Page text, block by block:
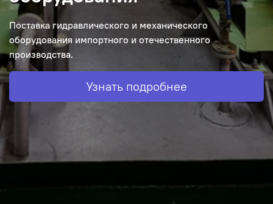
Поставка гидравлического и механического
оборудования импортного и отечественного
производства.
Узнать подробнее